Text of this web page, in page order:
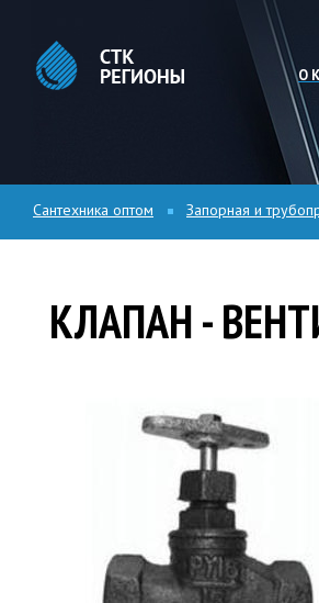
О
Сантехника оптом Запорная и
КЛАПАН -